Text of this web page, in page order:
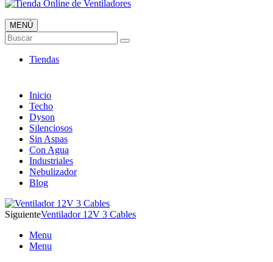
Tienda Online de Ventiladores
Super Catálogo de Ofertas
MENÚ
Buscar
Tiendas
Inicio
Techo
Dyson
Silenciosos
Sin Aspas
Con Agua
Industriales
Nebulizador
Blog
SiguienteVentilador 12V 3 Cables
Menu
Menu